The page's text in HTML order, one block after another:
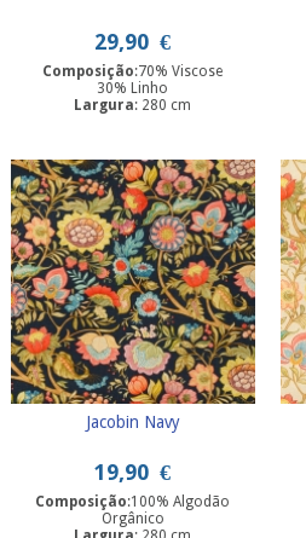
29,90 €
Composição:70% Viscose
30% Linho
Largura: 280 cm
Jacobin Navy
19,90 €
Composição:100% Algodão
Orgânico